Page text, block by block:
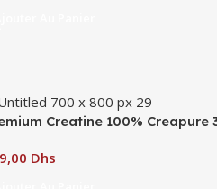
Creatine 100% Creapure
Dhs